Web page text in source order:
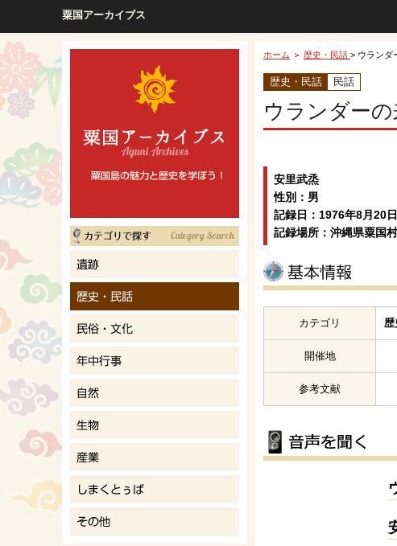
粟国アーカイブス
ホーム ＞ 歴史・民話 > ウランダ
歴史・民話 民話
ウランダー
安里武烝
性別：男
記録日：1976年8月20日
記録場所：沖縄県粟国村
カテゴリ 歴
開催地
参考文献